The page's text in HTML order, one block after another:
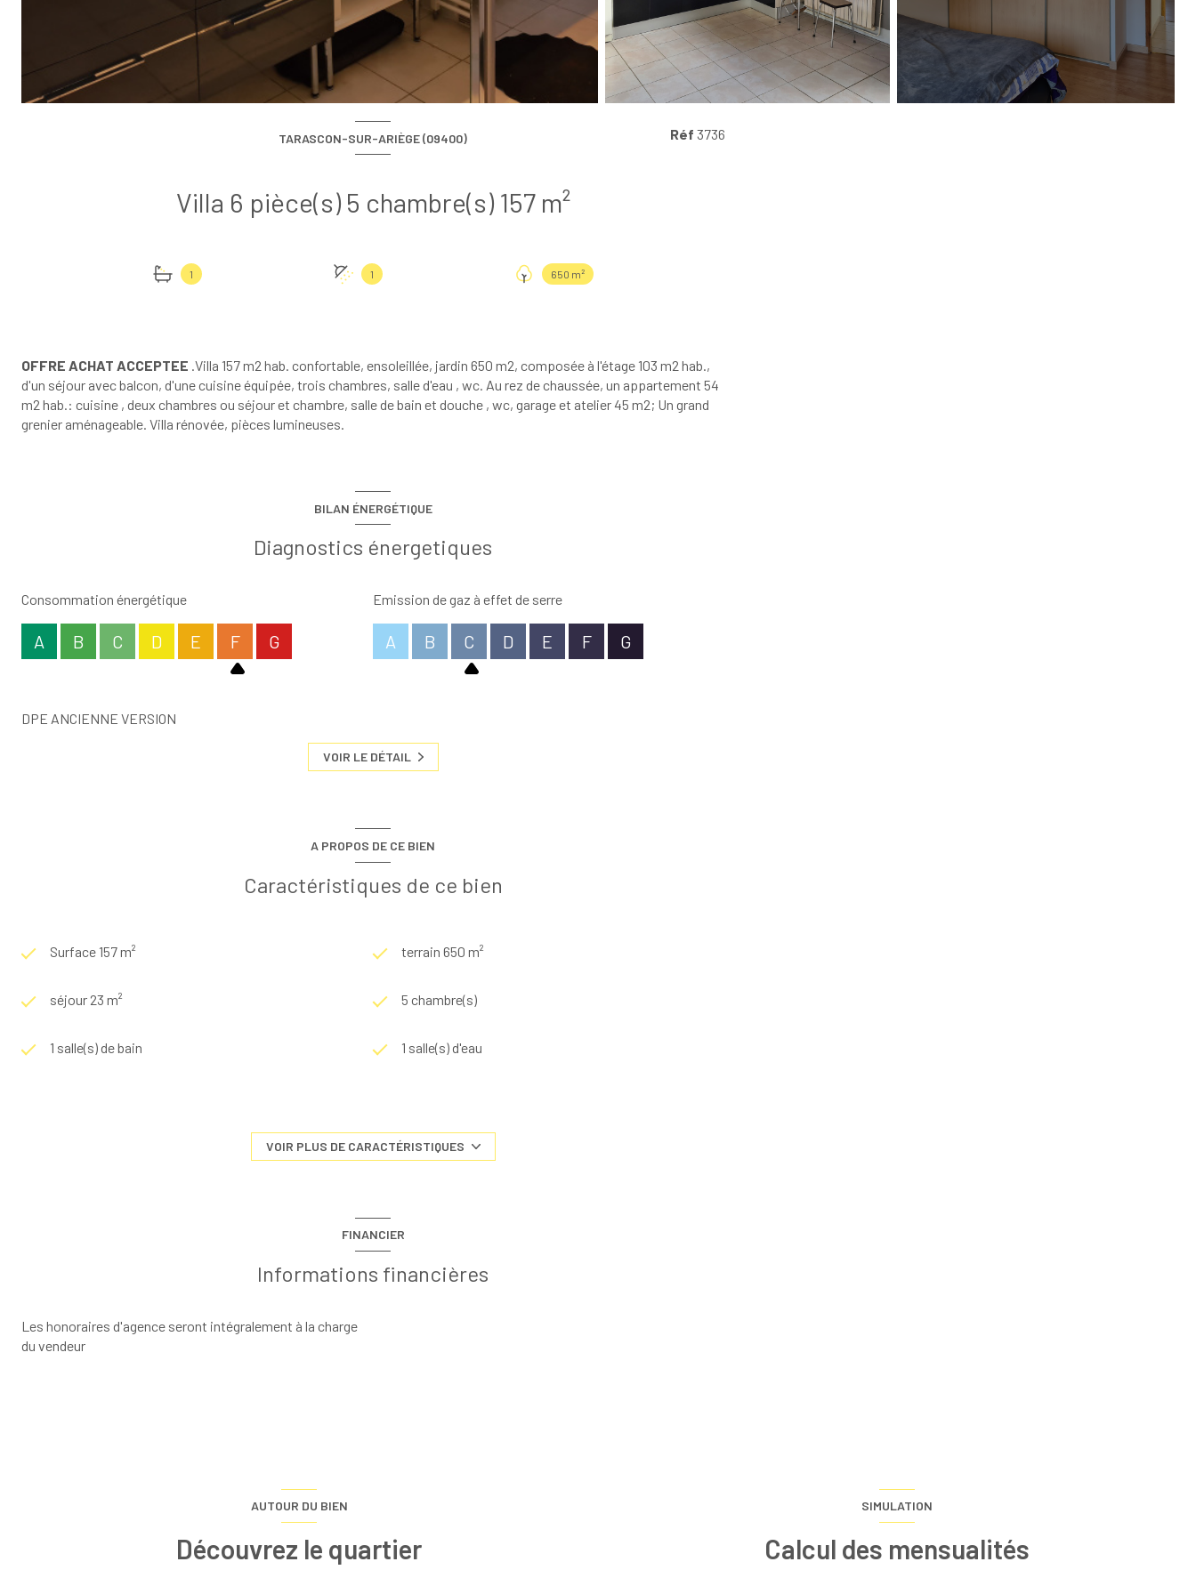
TARASCON-SUR-ARIÈGE (09400)
Villa 6 pièce(s) 5 chambre(s) 157 m²
1 1 650 m²
Réf 3736
OFFRE ACHAT ACCEPTEE .Villa 157 m2 hab. confortable, ensoleillée, jardin 650 m2, composée à l'étage 103 m2 hab.,
d'un séjour avec balcon, d'une cuisine équipée, trois chambres, salle d'eau , wc. Au rez de chaussée, un appartement 54
m2 hab.: cuisine , deux chambres ou séjour et chambre, salle de bain et douche , wc, garage et atelier 45 m2; Un grand
grenier aménageable. Villa rénovée, pièces lumineuses.
BILAN ÉNERGÉTIQUE
Diagnostics énergetiques
Consommation énergétique
A B C D E F G
Emission de gaz à effet de serre
A B C D E F G
DPE ANCIENNE VERSION
VOIR LE DÉTAIL
A PROPOS DE CE BIEN
Caractéristiques de ce bien
Surface 157 m² terrain 650 m²
séjour 23 m² 5 chambre(s)
1 salle(s) de bain 1 salle(s) d'eau
Chauffage central : radiateur (electrique) 1 garage(s)
terrasse
VOIR PLUS DE CARACTÉRISTIQUES
FINANCIER
Informations financières
Les honoraires d'agence seront intégralement à la charge
du vendeur
AUTOUR DU BIEN
Découvrez le quartier
SIMULATION
Calcul des mensualités